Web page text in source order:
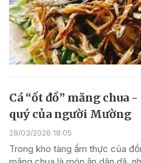
Cá “ốt đồ” măng chua
quý của người Mường
28/03/2026 18:05
Trong kho tàng ẩm thực của